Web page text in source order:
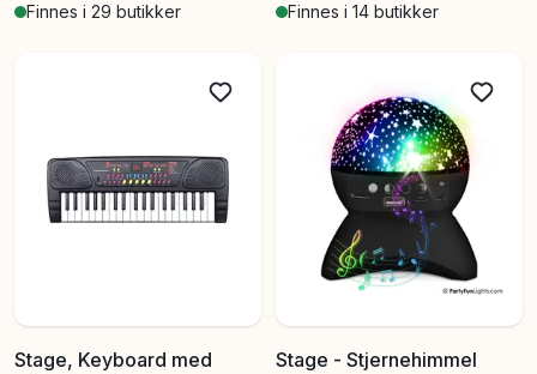
Finnes i 29 butikker
Finnes i 14 butikker
Stage, Keyboard med
Stage - Stjernehimmel